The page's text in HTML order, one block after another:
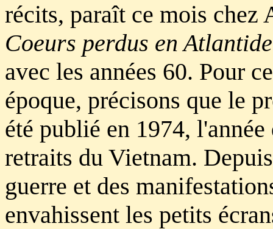
récits, paraît ce mois
Coeurs perdus en Atlantide
avec les années 60. Pour
époque, précisons que le
été publié en 1974,
retraits du Vietnam.
guerre et des
envahissent les petits